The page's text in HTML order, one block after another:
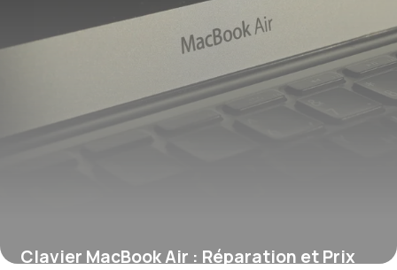
Clavier MacBook Air : Réparation et Prix